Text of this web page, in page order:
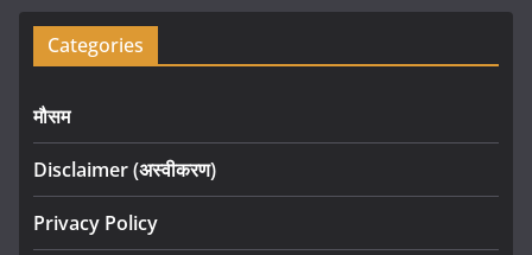
Categories
मौसम
Disclaimer (अस्वीकरण)
Privacy Policy